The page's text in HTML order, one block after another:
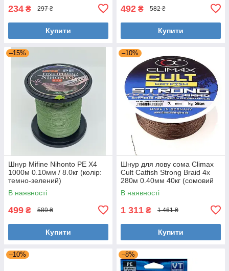
234 ₴ 297 ₴
Купити
492 ₴ 582 ₴
Купити
–15%
Шнур Mifine Nihonto PE X4
1000м 0.10мм / 8.0кг (колір:
темно-зелений)
В наявності
499 ₴ 589 ₴
Купити
–10%
Шнур для лову сома Climax
Cult Catfish Strong Braid 4x
280м 0.40мм 40кг (сомовий
шнур)
В наявності
1 311 ₴ 1 461 ₴
Купити
–10% –8%